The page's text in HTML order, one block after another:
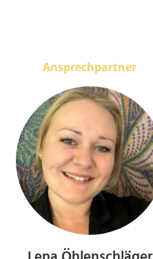
Ansprechpartner